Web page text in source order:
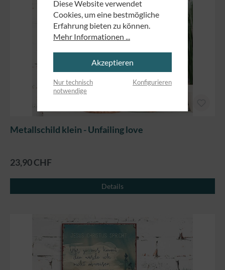
Metallschild klein - Unfailing love
23,90 CHF
Details
Diese Website verwendet
Cookies, um eine bestmögliche
Erfahrung bieten zu können.
Mehr Informationen ...
Akzeptieren
Nur technisch
notwendige
Konfigurieren